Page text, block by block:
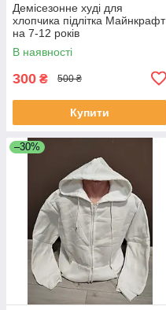
Демісезонне худі для
хлопчика підлітка Майнкрафт
на 7-12 років
В наявності
300 ₴ 500 ₴
Купити
–30%